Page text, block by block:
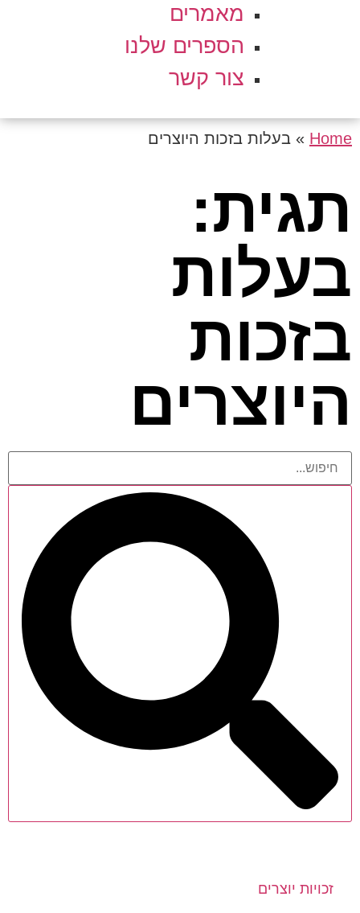
מאמרים
הספרים שלנו
צור קשר
Home
» בעלות בזכות היוצרים
תגית:
בעלות
בזכות
היוצרים
זכויות יוצרים